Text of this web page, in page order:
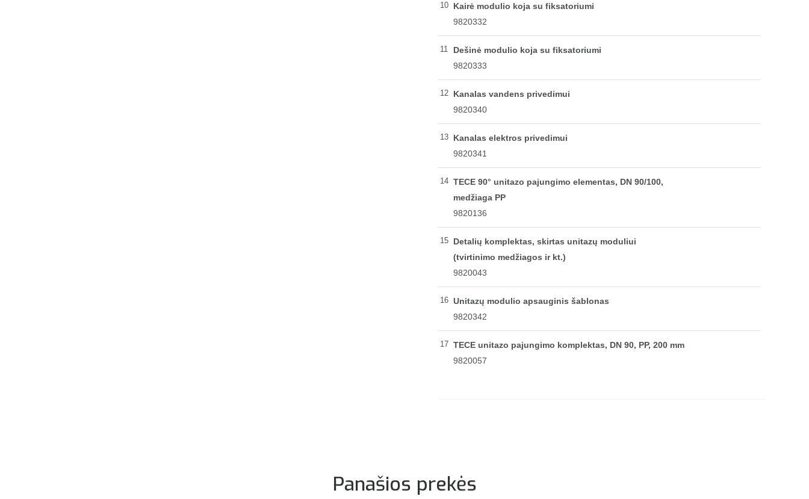
10 Kairė modulio koja su fiksatoriumi
9820332
11
Dešinė modulio koja su fiksatoriumi
9820333
12 Kanalas vandens privedimui
9820340
13 Kanalas elektros privedimui
9820341
14 TECE 90° unitazo pajungimo elementas, DN 90/100,
medžiaga PP
9820136
15 Detalių komplektas, skirtas unitazų moduliui
(tvirtinimo medžiagos ir kt.)
9820043
16 Unitazų modulio apsauginis šablonas
9820342
17 TECE unitazo pajungimo komplektas, DN 90, PP, 200 mm
9820057
Panašios prekės